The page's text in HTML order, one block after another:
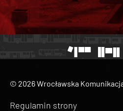
© 2026 Wrocławska
Regulamin strony